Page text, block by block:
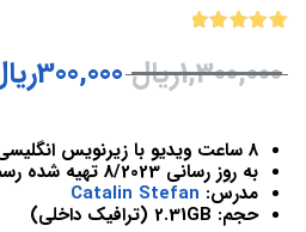
از 5
در
1,300,000ریال 300,000
8 ساعت ویدیو با زیرنویس انگلیسی و کیفیت 1080
به روز رسانی 8/2023 تهیه شده رسمی یودمی ایران
مدرس: Catalin Stefan
حجم: 2.31GB (ترافیک داخلی)